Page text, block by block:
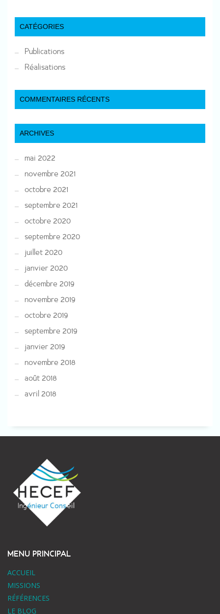
CATÉGORIES
Publications
Réalisations
COMMENTAIRES RÉCENTS
ARCHIVES
mai 2022
novembre 2021
octobre 2021
septembre 2021
octobre 2020
septembre 2020
juillet 2020
janvier 2020
décembre 2019
novembre 2019
octobre 2019
septembre 2019
janvier 2019
novembre 2018
août 2018
avril 2018
MENU PRINCIPAL
ACCUEIL
MISSIONS
RÉFÉRENCES
LE BLOG